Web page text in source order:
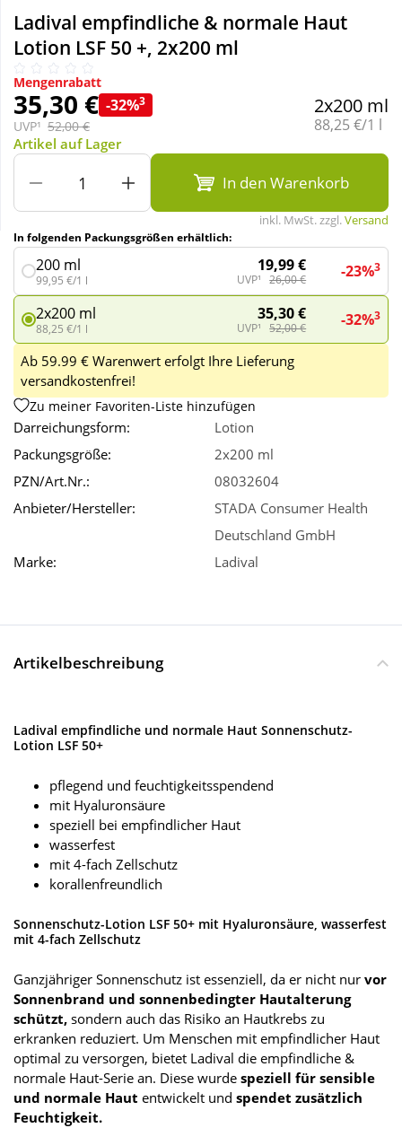
Sanitätshaus
Sport & Fitness
Wellness
Ladival empfindliche & normale Haut
Lotion LSF 50 +, 2x200 ml
Mengenrabatt
35,30 € -32%3
UVP¹ 52,00 €
2x200 ml
Grundpreis:
88,25 €/1 l
Artikel auf Lager
In den Warenkorb
inkl. MwSt. zzgl.Versand
In folgenden Packungsgrößen erhältlich:
200 ml
99,95 €/1 l
19,99 €
UVP¹ 26,00 € -23%3
2x200 ml
88,25 €/1 l
35,30 €
UVP¹ 52,00 € -32%3
Ab 59.99 € Warenwert erfolgt Ihre Lieferung
versandkostenfrei!
Zu meiner Favoriten-Liste hinzufügen
Darreichungsform:
Lotion
Packungsgröße:
2x200 ml
PZN/Art.Nr.:
08032604
Anbieter/Hersteller:
STADA Consumer Health
Deutschland GmbH
Marke:
Ladival
Artikelbeschreibung
Ladival empfindliche und normale Haut Sonnenschutz-
Lotion LSF 50+
pflegend und feuchtigkeitsspendend
mit Hyaluronsäure
speziell bei empfindlicher Haut
wasserfest
mit 4-fach Zellschutz
korallenfreundlich
Sonnenschutz-Lotion LSF 50+ mit Hyaluronsäure, wasserfest
mit 4-fach Zellschutz
Ganzjähriger Sonnenschutz ist essenziell, da er nicht nur vor
Sonnenbrand und sonnenbedingter Hautalterung
schützt, sondern auch das Risiko an Hautkrebs zu
erkranken reduziert. Um Menschen mit empfindlicher Haut
optimal zu versorgen, bietet Ladival die empfindliche &
normale Haut-Serie an. Diese wurde speziell für sensible
und normale Haut entwickelt und spendet zusätzlich
Feuchtigkeit.